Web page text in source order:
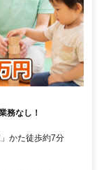
務なし！
かた徒歩約7分